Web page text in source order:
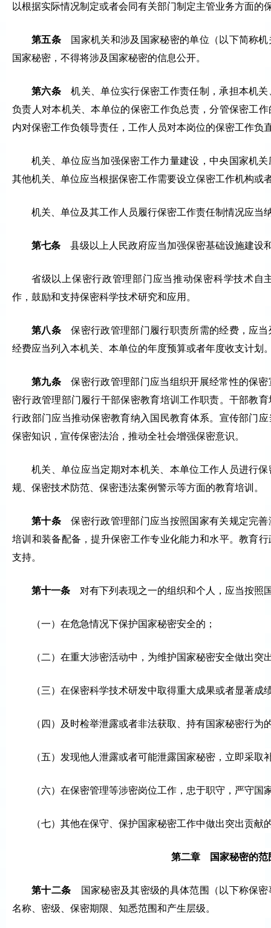
以根据实际情况制定或者会同有关部门制定主管业务方面的
第五条国家机关和涉及国家秘密的单位（以下简称机
国家秘密，不得将涉及国家秘密的信息公开。
第六条机关、单位实行保密工作责任制，承担本机关
负责人对本机关、本单位的保密工作负总责，分管保密工
内对保密工作负领导责任，工作人员对本岗位的保密工作负
机关、单位应当加强保密工作力量建设，中央国家机
其他机关、单位应当根据保密工作需要设立保密工作机构或
机关、单位及其工作人员履行保密工作责任制情况应当
第七条 县级以上人民政府应当加强保密基础设施建设
省级以上保密行政管理部门应当推动保密科学技术自
作，鼓励和支持保密科学技术研究和应用。
第八条保密行政管理部门履行职责所需的经费，应当
经费应当列入本机关、本单位的年度预算或者年度收支计划
第九条保密行政管理部门应当组织开展经常性的保密
密行政管理部门履行干部保密教育培训工作职责。干部教
行政部门应当推动保密教育纳入国民教育体系。宣传部门
保密知识，宣传保密法治，推动全社会增强保密意识。
机关、单位应当定期对本机关、本单位工作人员进行
规、保密技术防范、保密违法案例警示等方面的教育培训。
第十条保密行政管理部门应当按照国家有关规定完善
培训和装备配备，提升保密工作专业化能力和水平。教育
支持。
第十一条 对有下列表现之一的组织和个人，应当按照
（一）在危急情况下保护国家秘密安全的；
（二）在重大涉密活动中，为维护国家秘密安全做出突
（三）在保密科学技术研发中取得重大成果或者显著成
（四）及时检举泄露或者非法获取、持有国家秘密行为
（五）发现他人泄露或者可能泄露国家秘密，立即采
（六）在保密管理等涉密岗位工作，忠于职守，严守国
（七）其他在保守、保护国家秘密工作中做出突出贡献
第二章 国家秘密的范
第十二条 国家秘密及其密级的具体范围（以下称保
名称、密级、保密期限、知悉范围和产生层级。